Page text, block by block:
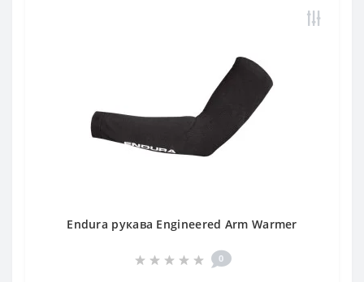
Endura рукава Engineered Arm Warmer
0